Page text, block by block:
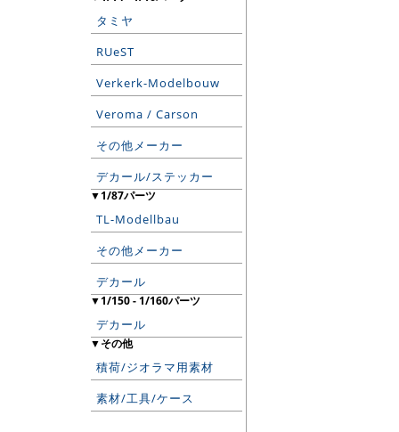
タミヤ
RUeST
Verkerk-Modelbouw
Veroma / Carson
その他メーカー
デカール/ステッカー
▼1/87パーツ
TL-Modellbau
その他メーカー
デカール
▼1/150 - 1/160パーツ
デカール
▼その他
積荷/ジオラマ用素材
素材/工具/ケース